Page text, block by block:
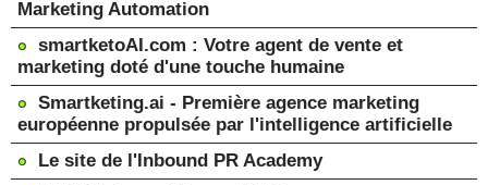
Marketing Automation
smartketoAI.com : Votre agent de vente et
marketing doté d'une touche humaine
Smartketing.ai - Première agence marketing
européenne propulsée par l'intelligence artificielle
Le site de l'Inbound PR Academy